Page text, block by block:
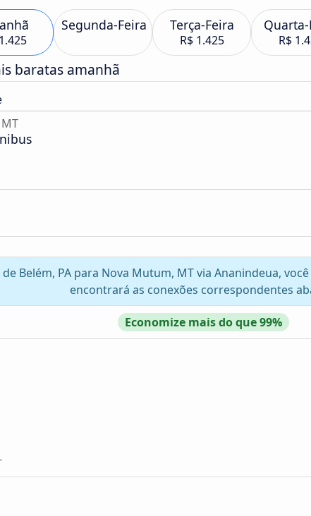
Segunda-Feira Terça-Feira
R$ 1.425 R$
baratas amanhã
Belém, PA para Nova Mutum, MT via Ananindeua,
encontrará as conexões correspondentes
Economize mais do que 99%